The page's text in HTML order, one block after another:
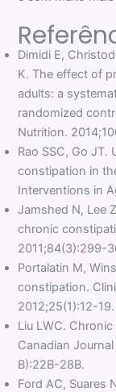
Dimidi E,
K. The effect of
adults: a
randomized
Nutrition.
Rao SSC, Go
constipation in
Interventions in
Jamshed N, Lee
chronic
2011;84(3):299-
Portalatin M,
constipation.
2012;25(1):12-19.
Liu LWC.
Canadian
B):22B-28B.
Ford AC, Suares